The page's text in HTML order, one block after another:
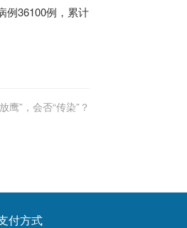
例36100例，累计
鹰”，会否“传染”？
付方式